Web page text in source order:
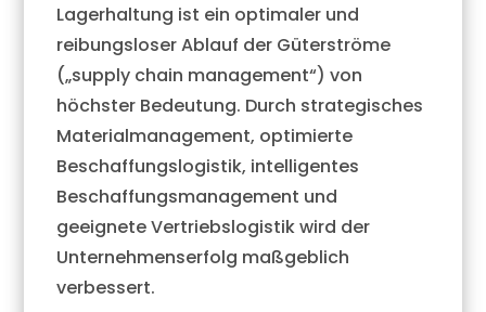
Lagerhaltung ist ein optimaler und
reibungsloser Ablauf der Güterströme
(„supply chain management“) von
höchster Bedeutung. Durch strategisches
Materialmanagement, optimierte
Beschaffungslogistik, intelligentes
Beschaffungsmanagement und
geeignete Vertriebslogistik wird der
Unternehmenserfolg maßgeblich
verbessert.